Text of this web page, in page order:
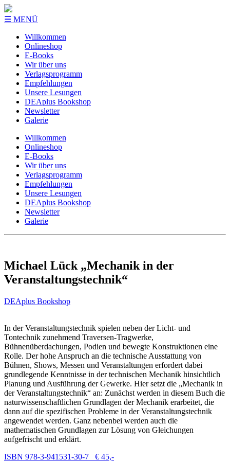
☰ MENÜ
Willkommen
Onlineshop
E-Books
Wir über uns
Verlagsprogramm
Empfehlungen
Unsere Lesungen
DEAplus Bookshop
Newsletter
Galerie
Willkommen
Onlineshop
E-Books
Wir über uns
Verlagsprogramm
Empfehlungen
Unsere Lesungen
DEAplus Bookshop
Newsletter
Galerie
Michael Lück „Mechanik in der
Veranstaltungstechnik“
DEAplus Bookshop
In der Veranstaltungstechnik spielen neben der Licht- und
Tontechnik zunehmend Traversen-Tragwerke,
Bühnenüberdachungen, Podien und bewegte Konstruktionen eine
Rolle. Der hohe Anspruch an die technische Ausstattung von
Bühnen, Shows, Messen und Veranstaltungen erfordert dabei
grundlegende Kenntnisse in der technischen Mechanik hinsichtlich
Planung und Ausführung der Gewerke. Hier setzt die „Mechanik in
der Veranstaltungstechnik“ an: Zunächst werden in diesem Buch die
naturwissenschaftlichen Grundlagen der Mechanik erarbeitet, die
dann auf die spezifischen Probleme in der Veranstaltungstechnik
angewendet werden. Ganz nebenbei werden auch die
mathematischen Grundlagen zur Lösung von Gleichungen
aufgefrischt und erklärt.
ISBN 978-3-941531-30-7 € 45,-